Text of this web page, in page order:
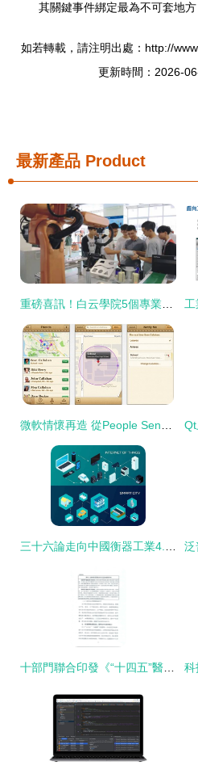
其關鍵事件綁定最為不可套地方
如若轉載，請注明出處：http://
更新時間：2026-
最新產品 Product
重磅喜訊！白云學院5個專業成色出眾，獲薦國家級一流專業建設評選
微軟情懷再造 從People Sense看WP系統的社交基因
三十六論走向中國衡器工業4.0版 應用軟件開發的核心突破
十部門聯合印發《“十四五”醫療裝備產業發展規劃》 加快應用軟件開發助力醫療裝備現代化